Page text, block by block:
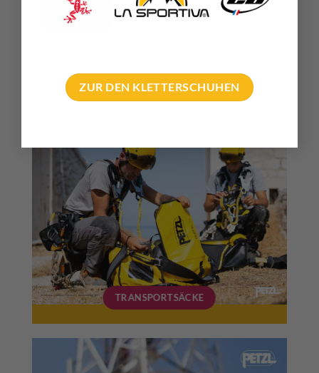
ZUR DEN KLETTERSCHUHEN
INDUSTRIEKLETTERHELME
TRANSPORTSÄCKE